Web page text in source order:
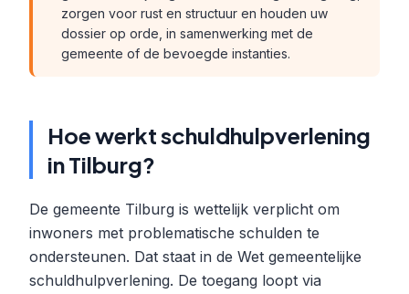
zorgen voor rust en structuur en houden uw
dossier op orde, in samenwerking met de
gemeente of de bevoegde instanties.
Hoe werkt schuldhulpverlening
in Tilburg?
De gemeente Tilburg is wettelijk verplicht om
inwoners met problematische schulden te
ondersteunen. Dat staat in de Wet gemeentelijke
schuldhulpverlening. De toegang loopt via